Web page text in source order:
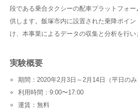
段である乗合タクシーの配車プラットフォ
供します。飯塚市内に設置された乗降ポイ
け、本事業によるデータの収集と分析を行い
実験概要
期間：2020年2月3日～2月14日（平日のみ
利用時間：9:00〜17:00
運賃：無料